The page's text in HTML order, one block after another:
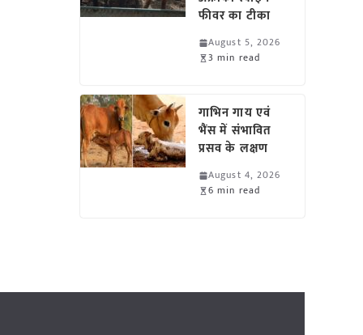
फीवर का टीका
August 5, 2026
3 min read
गाभिन गाय एवं
भैंस में संभावित
प्रसव के लक्षण
August 4, 2026
6 min read